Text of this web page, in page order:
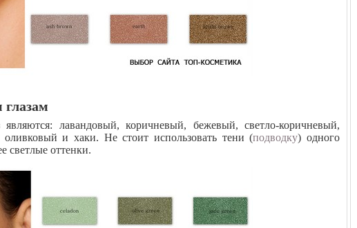
глазам
являются: лавандовый, коричневый, бежевый, светло-коричневый,
и хаки. Не стоит использовать тени (подводку) одного
светлые оттенки.